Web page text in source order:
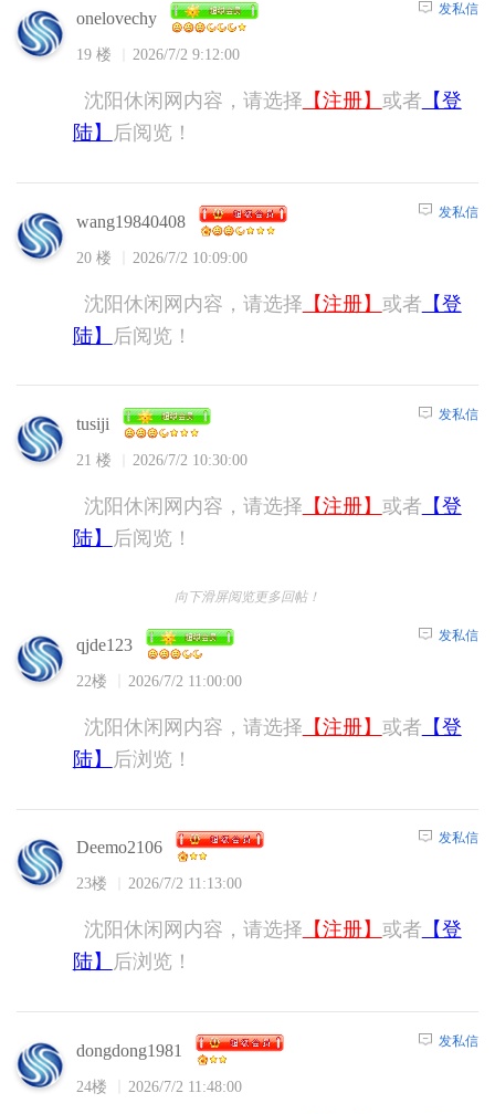
onelovechy
19 楼 2026/7/2 9:12:00
发私信
沈阳休闲网内容，请选择 【注册】 或者 【登
陆】
后阅览！
wang19840408
20 楼 2026/7/2 10:09:00
发私信
沈阳休闲网内容，请选择 【注册】 或者 【登
陆】
后阅览！
tusiji
21 楼 2026/7/2 10:30:00
发私信
沈阳休闲网内容，请选择 【注册】 或者 【登
陆】
后阅览！
向下滑屏阅览更多回帖！
qjde123
22楼 2026/7/2 11:00:00
发私信
沈阳休闲网内容，请选择 【注册】 或者 【登
陆】
后浏览！
Deemo2106
23楼 2026/7/2 11:13:00
发私信
沈阳休闲网内容，请选择 【注册】 或者 【登
陆】
后浏览！
dongdong1981
24楼 2026/7/2 11:48:00
发私信